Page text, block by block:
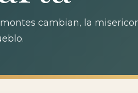
cambian, la